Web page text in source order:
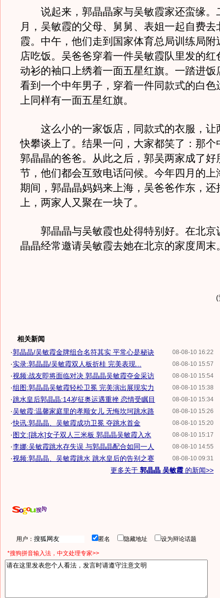
说起来，郭晶晶家与吴敏霞家还蛮缘。
月，吴敏霞的父母、舅舅、表姐一起自费去
霞。中午，他们走到国家体育总局训练局附
店吃饭。吴爸爸穿着一件吴敏霞队里发的红
动衫的袖口上绣着一面五星红旗。一踏进饭
看到一个中年男子，穿着一件同款式的白色
上同样有一面五星红旗。
这么小的一家饭店，同款式的衣服，让
快攀谈上了。结果一问，大家都笑了：那个
郭晶晶的爸爸。从此之后，郭吴两家成了好
节，他们都会互致电话问候。今年四月的上
期间，郭晶晶妈妈来上海，吴爸爸作东，还
上，两家人又聚在一块了。
郭晶晶与吴敏霞也处得特别好。在北京
晶晶经常邀请吴敏霞去她在北京的家度周末
(
相关新闻
08-08-10 16:22
·郭晶晶/吴敏霞金牌组合名符其实 平常心是秘诀
08-08-10 15:57
·实录:郭晶晶/吴敏霞双人板折桂 完美表现...
08-08-10 15:54
·视频:战友即将面临对决 郭晶晶吴敏霞夺金采访
08-08-10 15:38
·组图:郭晶晶吴敏霞轻松卫冕 完美演出展现实力
08-08-10 15:34
·跳水皇后郭晶晶:14岁征奥运遇重挫 恋情受瞩目
08-08-10 15:26
·吴敏霞:温馨家庭里的孝顺女儿 无悔坎坷跳水路
08-08-10 15:20
·快讯:郭晶晶、吴敏霞成功卫冕 夺跳水首金
08-08-10 15:17
·图文:[跳水]女子双人三米板 郭晶晶吴敏霞入水
08-08-10 14:55
·李娜:吴敏霞跳水存失误 与郭晶晶配合如同一人
08-08-10 09:31
·视频:郭晶晶、吴敏霞跳水 跳水皇后的告别之赛
更多关于 郭晶晶 吴敏霞 的新闻>>
用户： 匿名 隐藏地址 设为辩论话题
*搜狗拼音输入法，中文处理专家>>